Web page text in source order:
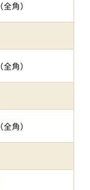
（全角）
（全角）
（全角）